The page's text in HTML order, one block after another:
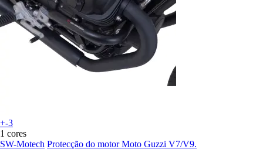
+-3
1 cores
SW-Motech Protecção do motor Moto Guzzi V7/V9.